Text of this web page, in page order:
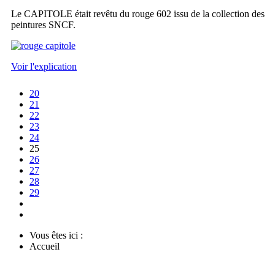
Le CAPITOLE était revêtu du rouge 602 issu de la collection des
peintures SNCF.
Voir l'explication
20
21
22
23
24
25
26
27
28
29
Vous êtes ici :
Accueil